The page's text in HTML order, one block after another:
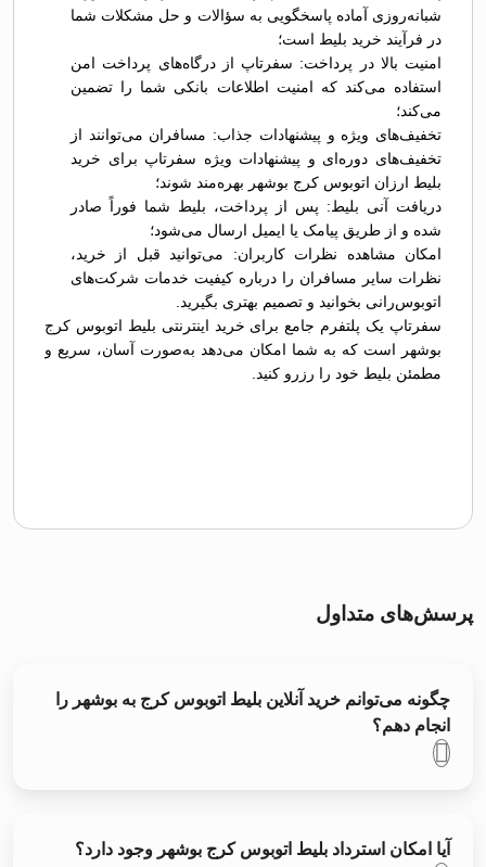
شبانه‌روزی آماده پاسخگویی به سؤالات و حل مشکلات شما
در فرآیند خرید بلیط است؛
امنیت بالا در پرداخت: سفرتاپ از درگاه‌های پرداخت امن
استفاده می‌کند که امنیت اطلاعات بانکی شما را تضمین
می‌کند؛
تخفیف‌های ویژه و پیشنهادات جذاب: مسافران می‌توانند از
تخفیف‌های دوره‌ای و پیشنهادات ویژه سفرتاپ برای خرید
بلیط ارزان اتوبوس کرج بوشهر بهره‌مند شوند؛
دریافت آنی بلیط: پس از پرداخت، بلیط شما فوراً صادر
شده و از طریق پیامک یا ایمیل ارسال می‌شود؛
امکان مشاهده نظرات کاربران: می‌توانید قبل از خرید،
نظرات سایر مسافران را درباره کیفیت خدمات شرکت‌های
اتوبوس‌رانی بخوانید و تصمیم بهتری بگیرید.
سفرتاپ یک پلتفرم جامع برای خرید اینترنتی بلیط اتوبوس کرج
بوشهر است که به شما امکان می‌دهد به‌صورت آسان، سریع و
مطمئن بلیط خود را رزرو کنید.
پرسش‌های متداول
چگونه می‌توانم خرید آنلاین بلیط اتوبوس کرج به بوشهر را
انجام دهم؟
آیا امکان استرداد بلیط اتوبوس کرج بوشهر وجود دارد؟